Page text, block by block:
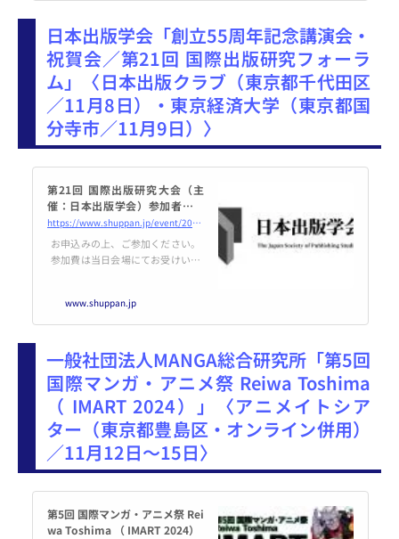
日本出版学会「創立55周年記念講演会・
祝賀会／第21回 国際出版研究フォーラ
ム」〈日本出版クラブ（東京都千代田区
／11月8日）・東京経済大学（東京都国
分寺市／11月9日）〉
第21回 国際出版研究大会（主
催：日本出版学会）参加者募集
のご案内（2024年11月8日、9日
開催） | 日本出版学会
https://www.shuppan.jp/event/2024/09/11/3097/
お申込みの上、ご参加ください。
参加費は当日会場にてお受けいた
賀会 １．日 時： 2024年11月8
日（金） 講演
www.shuppan.jp
一般社団法人MANGA総合研究所「第5回
国際マンガ・アニメ祭 Reiwa Toshima
（ IMART 2024）」〈アニメイトシア
ター（東京都豊島区・オンライン併用）
／11月12日～15日〉
第5回 国際マンガ・アニメ祭 Rei
wa Toshima （ IMART 2024）